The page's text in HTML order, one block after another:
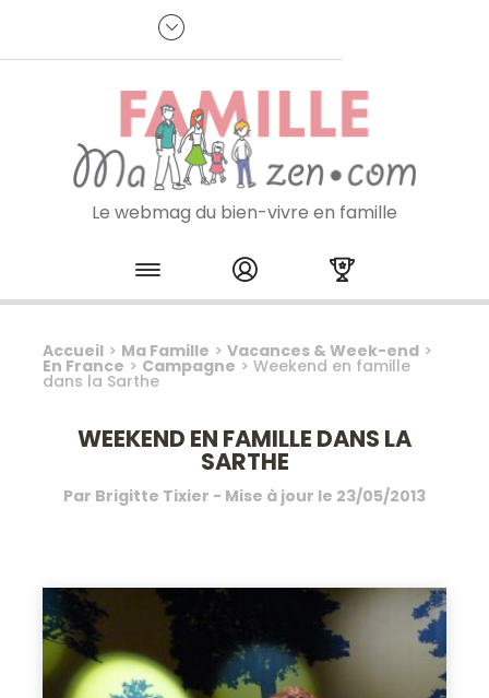
Je m'inscris à la newsletter
Le webmag du bien-vivre en famille
Skip to content
Accueil > Ma Famille >Vacances & Week-end >
En France > Campagne >Weekend en famille
dans la Sarthe
WEEKEND EN FAMILLE DANS LA
SARTHE
Par Brigitte Tixier - Mise à jour le 23/05/2013
Panneau de gestion des cookies